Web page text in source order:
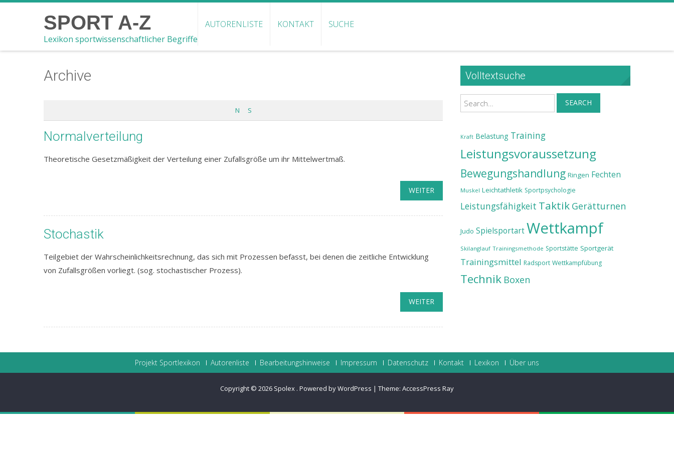
SPORT A-Z
Lexikon sportwissenschaftlicher Begriffe
AUTORENLISTE KONTAKT SUCHE
Archive
N S
Normalverteilung
Theoretische Gesetzmäßigkeit der Verteilung einer Zufallsgröße um ihr Mittelwertmaß.
WEITER
Stochastik
Teilgebiet der Wahrscheinlichkeitsrechnung, das sich mit Prozessen befasst, bei denen die zeitliche Entwicklung
von Zufallsgrößen vorliegt. (sog. stochastischer Prozess).
WEITER
Volltextsuche
Search SEARCH
Kraft Belastung Training
Leistungsvoraussetzung
Bewegungshandlung Ringen Fechten
Muskel Leichtathletik Sportpsychologie
Leistungsfähigkeit Taktik Gerätturnen
Judo Spielsportart Wettkampf
Skilanglauf Trainingsmethode Sportstätte Sportgerät
Trainingsmittel Radsport Wettkampfübung
Technik Boxen
Projekt Sportlexikon Autorenliste Bearbeitungshinweise Impressum Datenschutz Kontakt Lexikon Über uns
Copyright © 2026 Spolex . Powered by WordPress | Theme: AccessPress Ray